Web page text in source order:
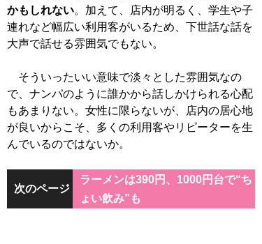
かもしれない。加えて、店内が明るく、学生や子
連れなど幅広い利用客がいるため、下世話な話を
大声で話せる雰囲気でもない。
そういったいい意味で淡々とした雰囲気なの
で、ナンパのように誰かから話しかけられる心配
もあまりない。女性に限らないが、店内の居心地
が良いからこそ、多くの利用客やリピーターを生
んでいるのではないか。
次のページ
ラーメンは390円、1000円台で“ち
ょい飲み”も